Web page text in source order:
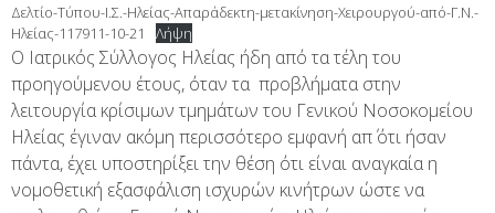
Δελτίο-Τύπου-Ι.Σ.-Ηλείας-Απαράδεκτη-μετακίνηση-Χειρουργού-από-Γ.Ν.-
Ηλείας-117911-10-21
Λήψη
Ο Ιατρικός Σύλλογος Ηλείας ήδη από τα τέλη του
προηγούμενου έτους, όταν τα προβλήματα στην
λειτουργία κρίσιμων τμημάτων του Γενικού Νοσοκομείου
Ηλείας έγιναν ακόμη περισσότερο εμφανή απ΄ ότι ήσαν
πάντα, έχει υποστηρίξει την θέση ότι είναι αναγκαία η
νομοθετική εξασφάλιση ισχυρών κινήτρων ώστε να